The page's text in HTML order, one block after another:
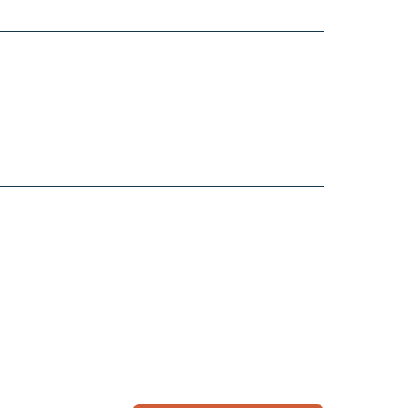
le site France Diplomatie en
volée ou perdue se verra refusé l'accès au